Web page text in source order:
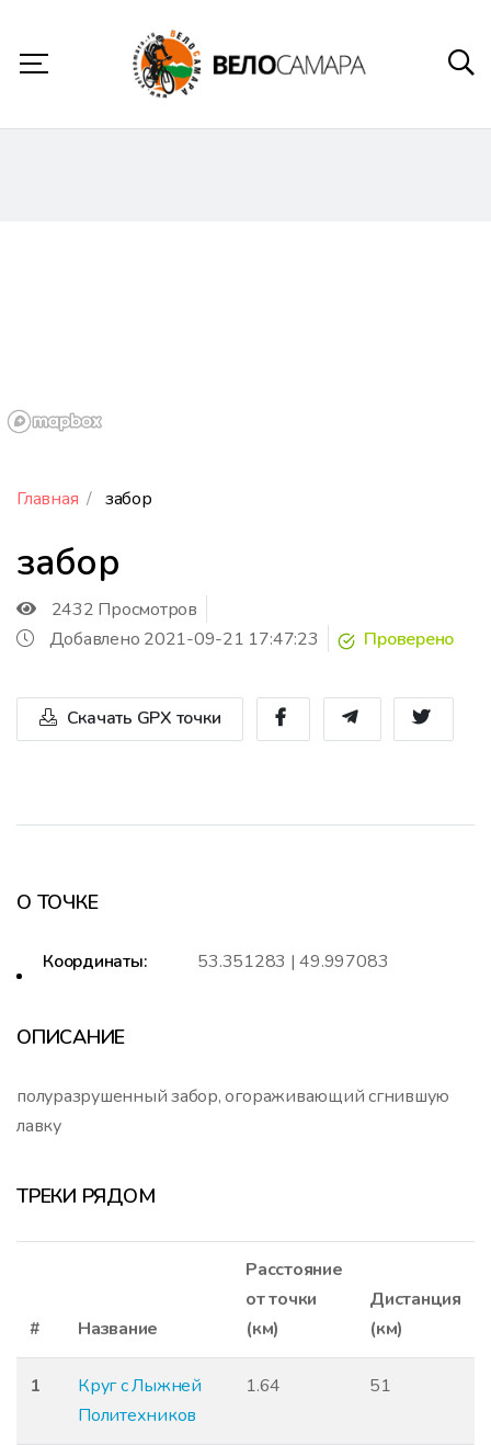
Главная забор
забор
2432 Просмотров
Добавлено 2021-09-21 17:47:23
Проверено
Скачать GPX точки
О ТОЧКЕ
Координаты: 53.351283 | 49.997083
ОПИСАНИЕ
полуразрушенный забор, огораживающий сгнившую
лавку
ТРЕКИ РЯДОМ
# Название
Расстояние
от точки
(км)
Дистанция
(км)
1
Круг с Лыжней
Политехников
1.64 51